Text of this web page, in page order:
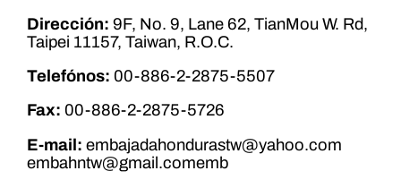
Dirección: 9F, No. 9, Lane 62, TianMou W. Rd,
Taipei 11157, Taiwan, R.O.C.
Telefónos: 00-886-2-2875-5507
Fax: 00-886-2-2875-5726
E-mail: embajadahondurastw@yahoo.com
embahntw@gmail.comemb